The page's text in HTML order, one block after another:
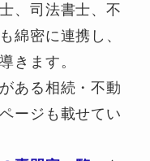
、司法書士、不
綿密に連携し、
きます。
ある相続・不動
ージも載せてい